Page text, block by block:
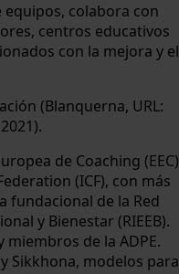
equipos, colabora con
centros educativos
con la mejora y el
(Blanquerna, URL:
de Coaching (EEC)
(ICF), con más
fundacional de la Red
y Bienestar (RIEEB).
de la ADPE.
Sikkhona, modelos para